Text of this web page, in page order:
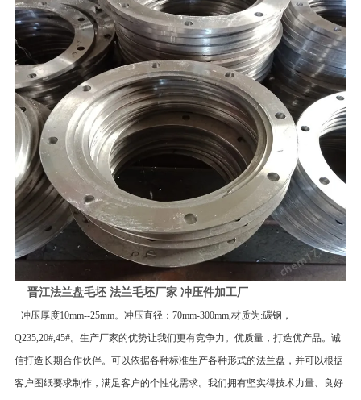
晋江法兰盘毛坯 法兰毛坯厂家 冲压件加工厂
冲压厚度10mm--25mm。冲压直径：70mm-300mm,材质为:碳钢，
Q235,20#,45#。生产厂家的优势让我们更有竞争力。优质量，打造优产品。诚
信打造长期合作伙伴。可以依据各种标准生产各种形式的法兰盘，并可以根据
客户图纸要求制作，满足客户的个性化需求。我们拥有坚实得技术力量、良好